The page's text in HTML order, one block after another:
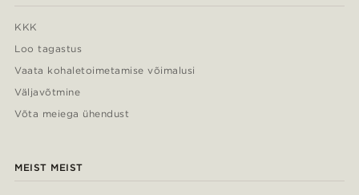
KKK
Loo tagastus
Vaata kohaletoimetamise võimalusi
Väljavõtmine
Võta meiega ühendust
MEIST MEIST